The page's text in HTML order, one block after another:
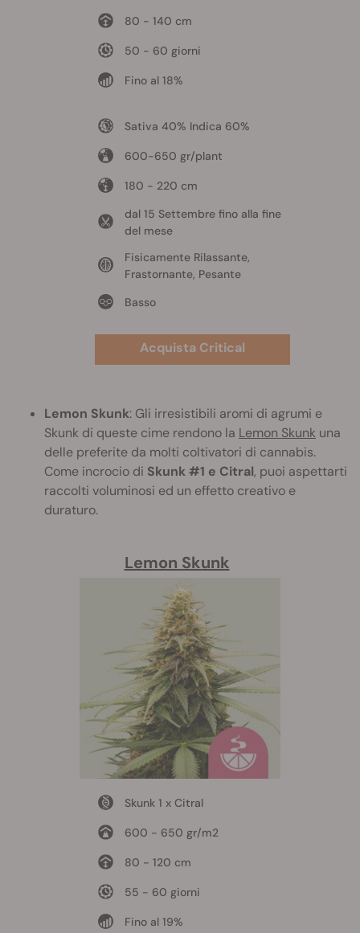
80 - 140 cm
50 - 60 giorni
Fino al 18%
Sativa 40% Indica 60%
600-650 gr/plant
180 - 220 cm
dal 15 Settembre fino alla fine
del mese
Fisicamente Rilassante,
Frastornante, Pesante
Basso
Acquista Critical
Lemon Skunk: Gli irresistibili aromi di agrumi e
Skunk di queste cime rendono la Lemon Skunk una
delle preferite da molti coltivatori di cannabis.
Come incrocio di Skunk #1 e Citral, puoi aspettarti
raccolti voluminosi ed un effetto creativo e
duraturo.
Lemon Skunk
Skunk 1 x Citral
600 - 650 gr/m2
80 - 120 cm
55 - 60 giorni
Fino al 19%